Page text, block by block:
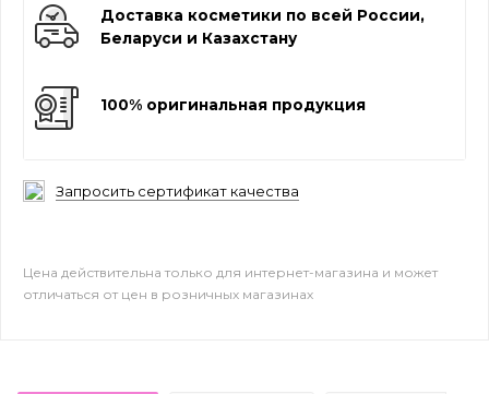
Доставка косметики по всей России,
Беларуси и Казахстану
100% оригинальная продукция
Запросить сертификат качества
Цена действительна только для интернет-магазина и может
отличаться от цен в розничных магазинах